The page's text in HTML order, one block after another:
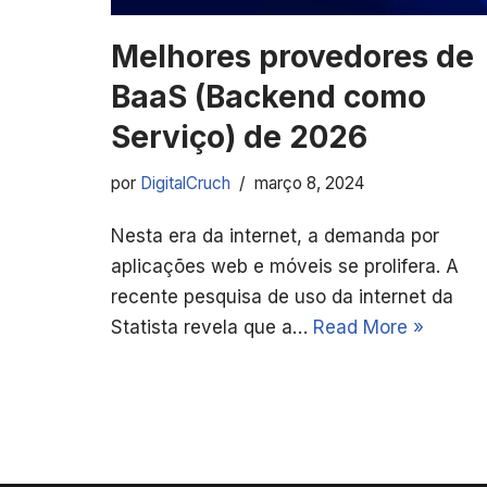
Melhores provedores de
BaaS (Backend como
Serviço) de 2026
por DigitalCruch março 8, 2024
Nesta era da internet, a demanda por
aplicações web e móveis se prolifera. A
recente pesquisa de uso da internet da
Statista revela que a… Read More »